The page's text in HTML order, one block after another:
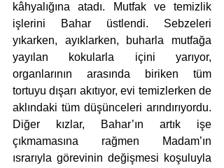
kâhyalığına atadı. Mutfak ve temizlik
işlerini Bahar üstlendi. Sebzeleri
yıkarken, ayıklarken, buharla mutfağa
yayılan kokularla içini yarıyor,
organlarının arasında biriken tüm
tortuyu dışarı akıtıyor, evi temizlerken de
aklındaki tüm düşünceleri arındırıyordu.
Diğer kızlar, Bahar’ın artık işe
çıkmamasına rağmen Madam’ın
ısrarıyla görevinin değişmesi koşuluyla